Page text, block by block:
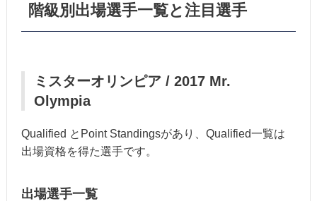
階級別出場選手一覧と注目選手
ミスターオリンピア / 2017 Mr.
Olympia
Qualified とPoint Standingsがあり、Qualified一覧は
出場資格を得た選手です。
出場選手一覧